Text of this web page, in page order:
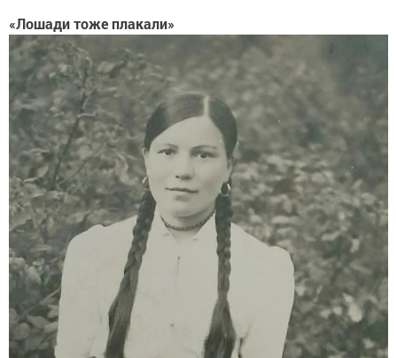
«Лошади тоже плакали»